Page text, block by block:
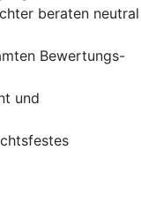
beraten neutral
Bewertungs-
und